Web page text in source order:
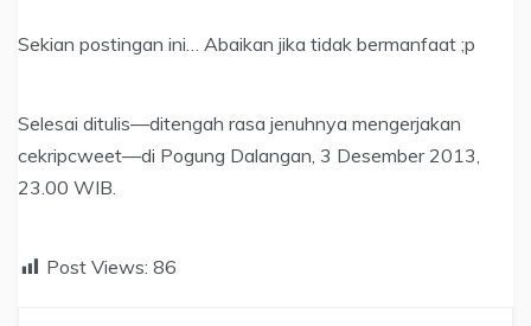
Sekian postingan ini… Abaikan jika tidak bermanfaat ;p
Selesai ditulis—ditengah rasa jenuhnya mengerjakan
cekripcweet—di Pogung Dalangan, 3 Desember 2013,
23.00 WIB.
Post Views: 86